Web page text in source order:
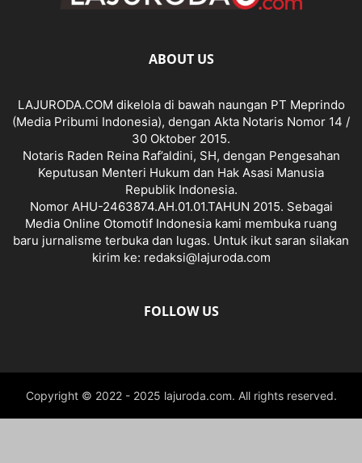
ABOUT US
LAJURODA.COM dikelola di bawah naungan PT Meprindo
(Media Pribumi Indonesia), dengan Akta Notaris Nomor 14 /
30 Oktober 2015.
Notaris Raden Reina Raf’aldini, SH, dengan Pengesahan
Keputusan Menteri Hukum dan Hak Asasi Manusia
Republik Indonesia.
Nomor AHU-2463874.AH.01.01.TAHUN 2015. Sebagai
Media Online Otomotif Indonesia kami membuka ruang
baru jurnalisme terbuka dan lugas. Untuk ikut saran silakan
kirim ke: redaksi@lajuroda.com
FOLLOW US
Copyright © 2022 - 2025 lajuroda.com. All rights reserved.